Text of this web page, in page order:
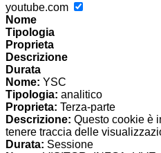
youtube.com
Nome
Tipologia
Proprieta
Descrizione
Durata
Nome: YSC
Tipologia: analitico
Proprieta: Terza-parte
Descrizione: Questo cookie è
tenere traccia delle
Durata: Sessione